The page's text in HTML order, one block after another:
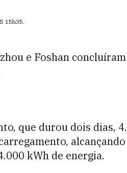
15h35.
e Foshan
que durou dois dias,
kWh de energia.